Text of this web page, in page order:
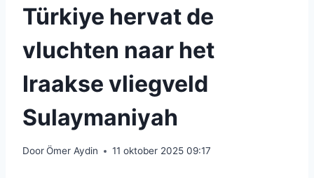
Türkiye hervat de
vluchten naar het
Iraakse vliegveld
Sulaymaniyah
DoorÖmer Aydin 11 oktober 2025 09:17